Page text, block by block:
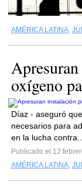
AMÉRICA LATINA,
oxígeno
Díaz - aseguró
necesarios para
en la lucha contra...
Publicado el 12
AMÉRICA LATINA,